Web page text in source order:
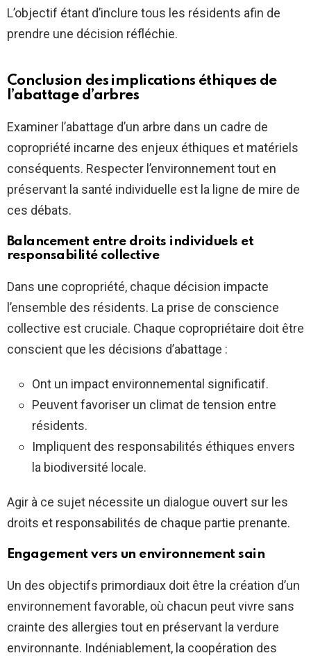
L’objectif étant d’inclure tous les résidents afin de
prendre une décision réfléchie.
Conclusion des implications éthiques de
l’abattage d’arbres
Examiner l’abattage d’un arbre dans un cadre de
copropriété incarne des enjeux éthiques et matériels
conséquents. Respecter l’environnement tout en
préservant la santé individuelle est la ligne de mire de
ces débats.
Balancement entre droits individuels et
responsabilité collective
Dans une copropriété, chaque décision impacte
l’ensemble des résidents. La prise de conscience
collective est cruciale. Chaque copropriétaire doit être
conscient que les décisions d’abattage :
Ont un impact environnemental significatif.
Peuvent favoriser un climat de tension entre
résidents.
Impliquent des responsabilités éthiques envers
la biodiversité locale.
Agir à ce sujet nécessite un dialogue ouvert sur les
droits et responsabilités de chaque partie prenante.
Engagement vers un environnement sain
Un des objectifs primordiaux doit être la création d’un
environnement favorable, où chacun peut vivre sans
crainte des allergies tout en préservant la verdure
environnante. Indéniablement, la coopération des